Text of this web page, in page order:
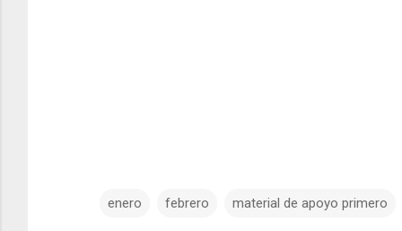
enero febrero material de apoyo primero